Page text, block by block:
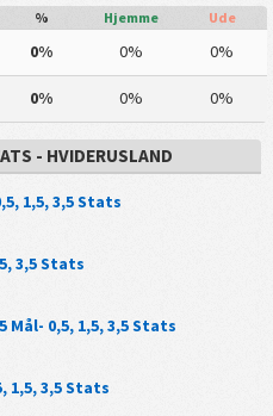
% Hjemme
Ude
0% 0% 0%
0% 0% 0%
- HVIDERUSLAND
1,5, 3,5 Stats
3,5 Stats
Mål- 0,5, 1,5, 3,5 Stats
1,5, 3,5 Stats